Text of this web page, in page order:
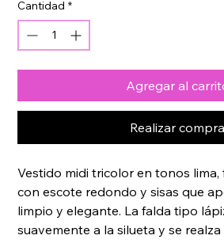
Cantidad *
Agregar al
Realizar compra
Vestido midi tricolor en tonos lima,
con escote redondo y sisas que
limpio y elegante. La falda tipo
suavemente a la silueta y se